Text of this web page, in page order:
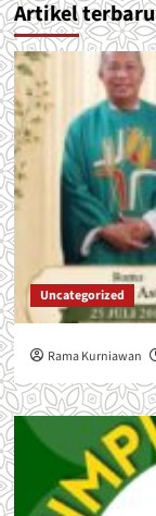
Artikel terbaru
Uncategorized
Rama Kurniawan